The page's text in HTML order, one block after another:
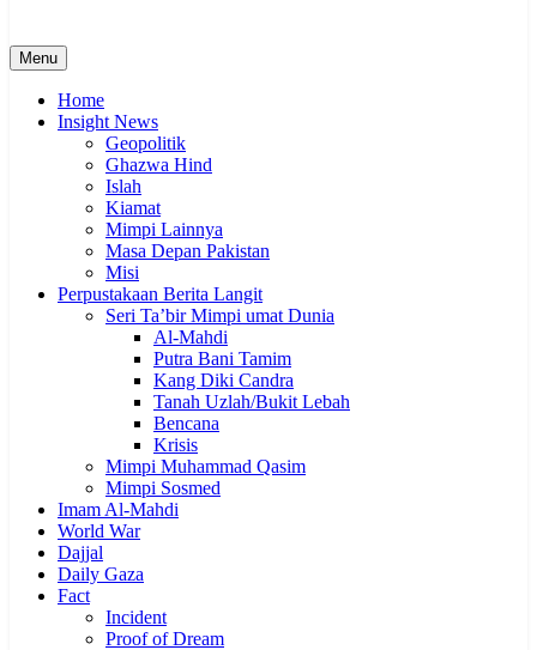
Menu
Home
Insight News
Geopolitik
Ghazwa Hind
Islah
Kiamat
Mimpi Lainnya
Masa Depan Pakistan
Misi
Perpustakaan Berita Langit
Seri Ta’bir Mimpi umat Dunia
Al-Mahdi
Putra Bani Tamim
Kang Diki Candra
Tanah Uzlah/Bukit Lebah
Bencana
Krisis
Mimpi Muhammad Qasim
Mimpi Sosmed
Imam Al-Mahdi
World War
Dajjal
Daily Gaza
Fact
Incident
Proof of Dream